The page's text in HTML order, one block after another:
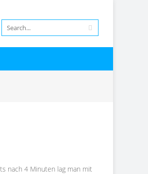
nach 4 Minuten lag man mit